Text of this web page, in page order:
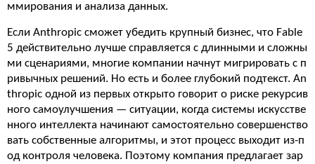
ммирования и анализа данных.
Если Anthropic сможет убедить крупный бизнес, что Fable
5 действительно лучше справляется с длинными и сложны
ми сценариями, многие компании начнут мигрировать с п
ривычных решений. Но есть и более глубокий подтекст. An
thropic одной из первых открыто говорит о риске рекурсив
ного самоулучшения — ситуации, когда системы искусстве
нного интеллекта начинают самостоятельно совершенство
вать собственные алгоритмы, и этот процесс выходит из-п
од контроля человека. Поэтому компания предлагает зар